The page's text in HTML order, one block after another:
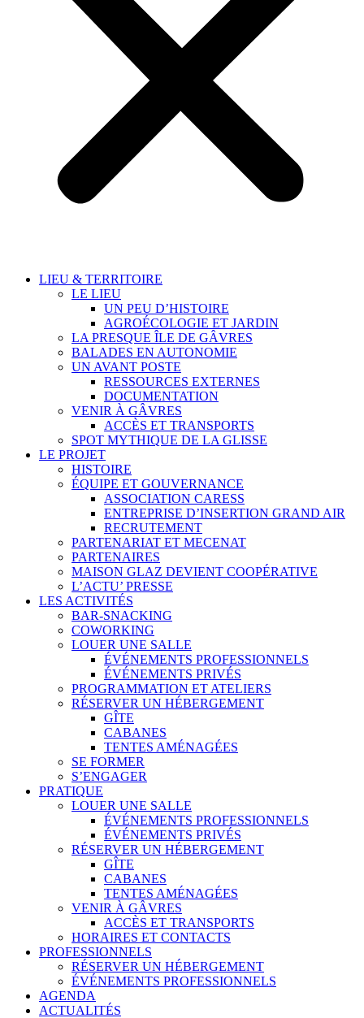
LIEU & TERRITOIRE
LE LIEU
UN PEU D’HISTOIRE
AGROÉCOLOGIE ET JARDIN
LA PRESQUE ÎLE DE GÂVRES
BALADES EN AUTONOMIE
UN AVANT POSTE
RESSOURCES EXTERNES
DOCUMENTATION
VENIR À GÂVRES
ACCÈS ET TRANSPORTS
SPOT MYTHIQUE DE LA GLISSE
LE PROJET
HISTOIRE
ÉQUIPE ET GOUVERNANCE
ASSOCIATION CARESS
ENTREPRISE D’INSERTION GRAND AIR
RECRUTEMENT
PARTENARIAT ET MECENAT
PARTENAIRES
MAISON GLAZ DEVIENT COOPÉRATIVE
L’ACTU’ PRESSE
LES ACTIVITÉS
BAR-SNACKING
COWORKING
LOUER UNE SALLE
ÉVÉNEMENTS PROFESSIONNELS
ÉVÉNEMENTS PRIVÉS
PROGRAMMATION ET ATELIERS
RÉSERVER UN HÉBERGEMENT
GÎTE
CABANES
TENTES AMÉNAGÉES
SE FORMER
S’ENGAGER
PRATIQUE
LOUER UNE SALLE
ÉVÉNEMENTS PROFESSIONNELS
ÉVÉNEMENTS PRIVÉS
RÉSERVER UN HÉBERGEMENT
GÎTE
CABANES
TENTES AMÉNAGÉES
VENIR À GÂVRES
ACCÈS ET TRANSPORTS
HORAIRES ET CONTACTS
PROFESSIONNELS
RÉSERVER UN HÉBERGEMENT
ÉVÉNEMENTS PROFESSIONNELS
AGENDA
ACTUALITÉS